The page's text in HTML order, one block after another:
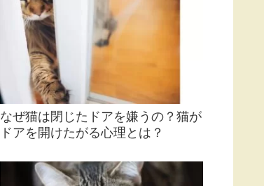
なぜ猫は閉じたドアを嫌うの？猫が
ドアを開けたがる心理とは？